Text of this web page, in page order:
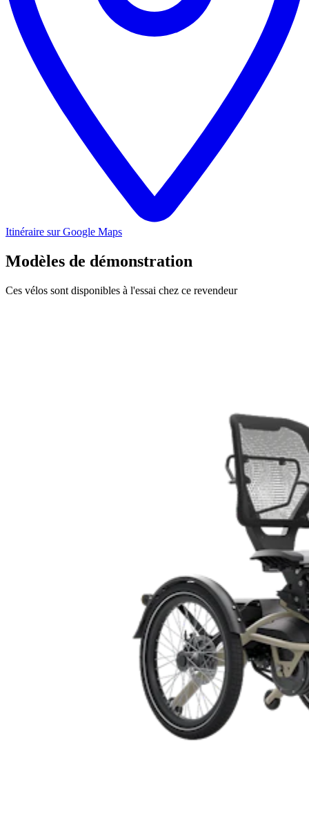
Itinéraire sur Google Maps
Modèles de démonstration
Ces vélos sont disponibles à l'essai chez ce revendeur